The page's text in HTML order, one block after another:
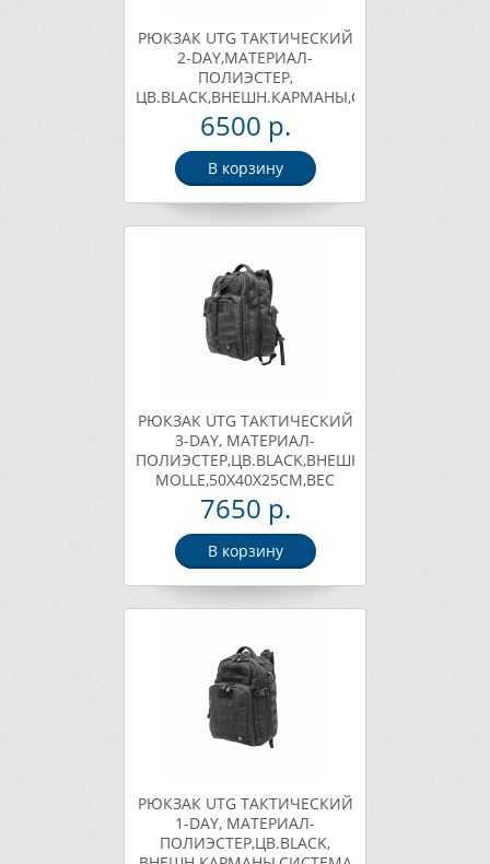
РЮКЗАК UTG ТАКТИЧЕСКИЙ
2-DAY,МАТЕРИАЛ-
ПОЛИЭСТЕР,
ЦВ.BLACK,ВНЕШН.КАРМАНЫ,СИСТЕМА
MOLLE,48Х38Х22.8СМ,1814Г
Арт. PVC-P248B
6500 р.
В корзину
РЮКЗАК UTG ТАКТИЧЕСКИЙ
3-DAY, МАТЕРИАЛ-
MOLLE,50Х40Х25СМ,ВЕС
2267Г. Арт. PVC-P372B
7650 р.
В корзину
РЮКЗАК UTG ТАКТИЧЕСКИЙ
1-DAY, МАТЕРИАЛ-
ПОЛИЭСТЕР,ЦВ.BLACK,